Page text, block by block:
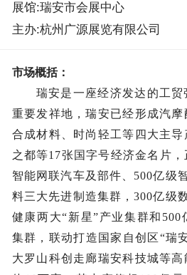
展馆:瑞安市会展中心
主办:杭州广源展览有限公司
市场概括：
瑞安是一座经济发达的工
重要发祥地，瑞安已经形成汽
合成材料、时尚轻工等四大主
之都等17张国字号经济金名片
智能网联汽车及部件、500亿级
料三大先进制造集群，300亿级
健康两大“新星”产业集群和500
集群，联动打造国家自创区“瑞
大罗山科创走廊瑞安科技城等